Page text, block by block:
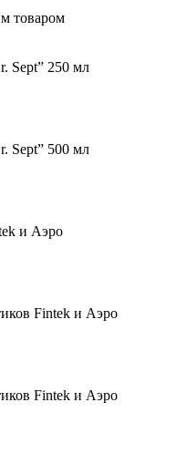
товаром
Sept” 250 мл
Sept” 500 мл
и Аэро
Fintek и Аэро
Fintek и Аэро